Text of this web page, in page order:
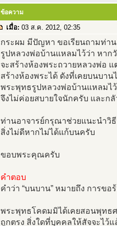
ข้อความ
เมื่อ: 03 ส.ค. 2012, 02:35
กระผม มีปัญหา ขอเรียนถามท่า
รูปหลวงพ่อบ้านแหลมไว้ว่า หาก
จะสร้างห้องพระถวายหลวงพ่อ
สร้างห้องพระได้ ดังที่เคยบนบา
พระพุทธรูปหลวงพ่อบ้านแหลมไ
จึงไม่ค่อยสบายใจนักครับ และก
ท่านอาจารย์กรุณาช่วยแนะนำวิ
สิ่งไม่ดีหากไม่ได้แก้บนครับ
ขอบพระคุณครับ
คำตอบ
คำว่า “บนบาน” หมายถึง การข
พระพุทธโคดมมิได้เคยสอนพุทธ
ถูกตรง สิ่งใดที่บุคคลให้สัจจะไว้